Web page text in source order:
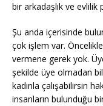
bir arkadaşlık ve evlilik
Şu anda içerisinde
çok işlem var.
vermene gerek yok.
şekilde üye olmadan
kadınla çalışabilirsin
insanların bulunduğu